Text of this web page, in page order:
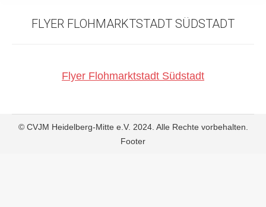
FLYER FLOHMARKTSTADT SÜDSTADT
Flyer Flohmarktstadt Südstadt
© CVJM Heidelberg-Mitte e.V. 2024. Alle Rechte vorbehalten.
Footer